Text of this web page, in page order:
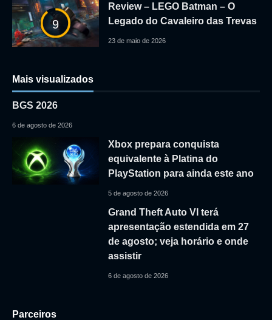
9
Review – LEGO Batman – O
Legado do Cavaleiro das Trevas
23 de maio de 2026
Mais visualizados
BGS 2026
6 de agosto de 2026
Xbox prepara conquista
equivalente à Platina do
PlayStation para ainda este ano
5 de agosto de 2026
Grand Theft Auto VI terá
apresentação estendida em 27
de agosto; veja horário e onde
assistir
6 de agosto de 2026
Parceiros